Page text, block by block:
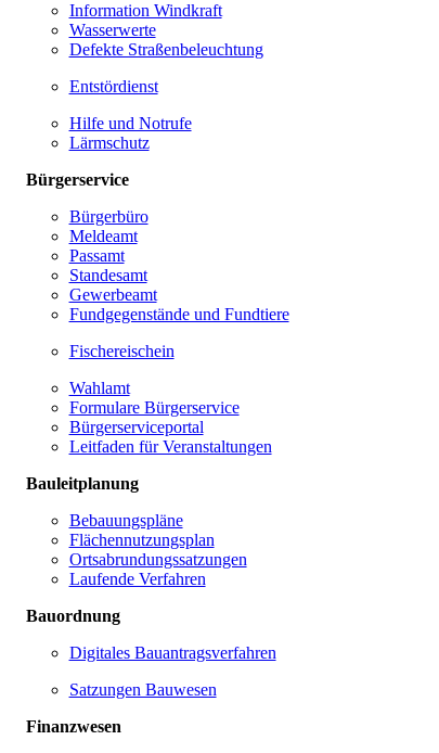
Information Windkraft
Wasserwerte
Defekte Straßenbeleuchtung
Entstördienst
Hilfe und Notrufe
Lärmschutz
Bürgerservice
Bürgerbüro
Meldeamt
Passamt
Standesamt
Gewerbeamt
Fundgegenstände und Fundtiere
Fischereischein
Wahlamt
Formulare Bürgerservice
Bürgerserviceportal
Leitfaden für Veranstaltungen
Bauleitplanung
Bebauungspläne
Flächennutzungsplan
Ortsabrundungssatzungen
Laufende Verfahren
Bauordnung
Digitales Bauantragsverfahren
Satzungen Bauwesen
Finanzwesen